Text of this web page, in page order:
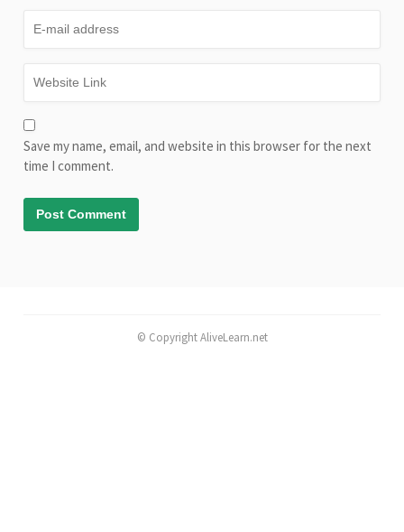
Save my name, email, and website in this browser for the next
time I comment.
© Copyright AliveLearn.net